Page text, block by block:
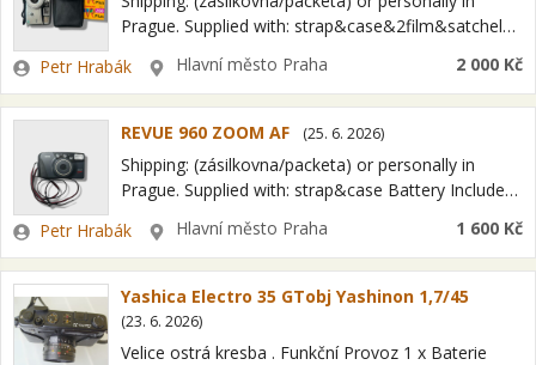
Prague. Supplied with: strap&case&2film&satchel
SPECIFICATION Lens: 35-70mm Film speed
settings: DX coded. Shutter: Aperture: Film Winding:
…
Zadavatel
Petr Hrabák LokalitaHlavní město Praha 2 000 Kč
REVUE 960 ZOOM AF (25. 6. 2026)
Shipping: (zásilkovna/packeta) or personally in
Prague. Supplied with: strap&case Battery Included
2003 SPECIFICATION Lens: Zoom 38-90mm. Film
speed settings: 100, 400…
Zadavatel
Petr Hrabák LokalitaHlavní město Praha 1 600 Kč
Yashica Electro 35 GTobj Yashinon 1,7/45
(23. 6. 2026)
Velice ostrá kresba . Funkční Provoz 1 x Baterie